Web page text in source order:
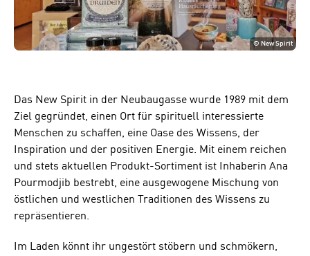
© New Spirit
Das New Spirit in der Neubaugasse wurde 1989 mit dem
Ziel gegründet, einen Ort für spirituell interessierte
Menschen zu schaffen, eine Oase des Wissens, der
Inspiration und der positiven Energie. Mit einem reichen
und stets aktuellen Produkt-Sortiment ist Inhaberin Ana
Pourmodjib bestrebt, eine ausgewogene Mischung von
östlichen und westlichen Traditionen des Wissens zu
repräsentieren.
Im Laden könnt ihr ungestört stöbern und schmökern,